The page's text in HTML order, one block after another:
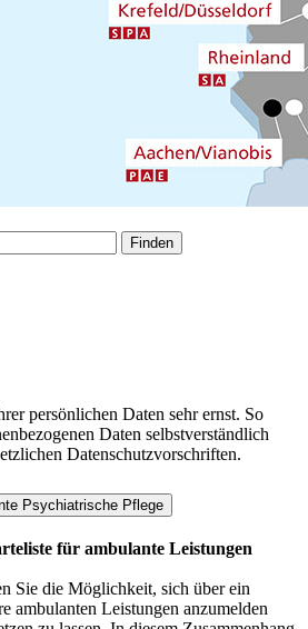
persönlichen Daten sehr ernst. So
Daten selbstverständlich
Datenschutzvorschriften.
Psychiatrische Pflege
für ambulante Leistungen
Sie die Möglichkeit, sich über ein
ambulanten Leistungen anzumelden